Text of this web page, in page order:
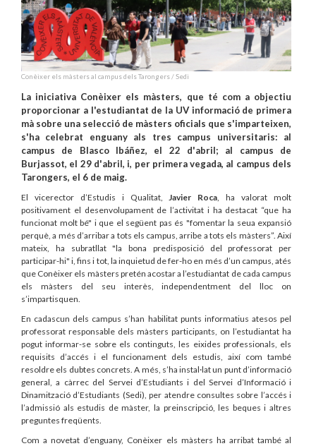
Conèixer els màsters al campus dels Tarongers / Sedi
La iniciativa Conèixer els màsters, que té com a objectiu
proporcionar a l'estudiantat de la UV informació de primera
mà sobre una selecció de màsters oficials que s'imparteixen,
s'ha celebrat enguany als tres campus universitaris: al
campus de Blasco Ibáñez, el 22 d'abril; al campus de
Burjassot, el 29 d'abril, i, per primera vegada, al campus dels
Tarongers, el 6 de maig.
El vicerector d’Estudis i Qualitat, Javier Roca , ha valorat molt
positivament el desenvolupament de l’activitat i ha destacat “que ha
funcionat molt bé" i que el següent pas és "fomentar la seua expansió
perquè, a més d’arribar a tots els campus, arribe a tots els màsters”. Així
mateix, ha subratllat "la bona predisposició del professorat per
participar-hi" i, fins i tot, la inquietud de fer-ho en més d’un campus, atés
que Conèixer els màsters pretén acostar a l’estudiantat de cada campus
els màsters del seu interès, independentment del lloc on
s’impartisquen.
En cadascun dels campus s’han habilitat punts informatius atesos pel
professorat responsable dels màsters participants, on l’estudiantat ha
pogut informar-se sobre els continguts, les eixides professionals, els
requisits d’accés i el funcionament dels estudis, així com també
resoldre els dubtes concrets. A més, s’ha instal·lat un punt d’informació
general, a càrrec del Servei d’Estudiants i del Servei d’Informació i
Dinamització d’Estudiants (Sedi), per atendre consultes sobre l’accés i
l’admissió als estudis de màster, la preinscripció, les beques i altres
preguntes freqüents.
Com a novetat d’enguany, Conèixer els màsters ha arribat també al